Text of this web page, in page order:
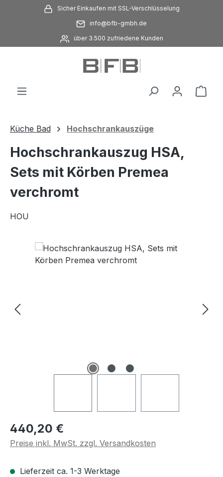
Zum Hauptinhalt springenSicher Einkaufen mit SSL-Verschlüsselung
info@bfb-gmbh.de
über 3.500 zufriedene Kunden
Küche Bad Hochschrankauszüge
Hochschrankauszug HSA,
Sets mit Körben Premea
verchromt
HOU
Regulärer Preis:
440,20 €
Preise inkl. MwSt. zzgl. Versandkosten
Lieferzeit ca. 1-3 Werktage